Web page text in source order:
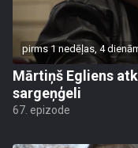
pirms 1 nedēļas, 4
Mārtiņš Egliens
sargeņģeli
67. epizode